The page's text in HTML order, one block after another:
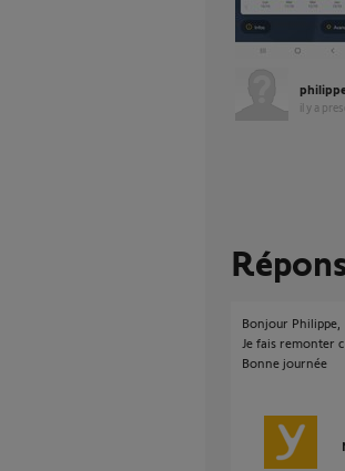
il y a
Bonjour Philippe,
Je fais remonter
Bonne journée